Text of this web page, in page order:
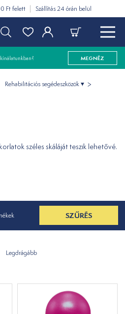
Ft felett Szállítás 24 órán belül
MEGNÉZ
Rehabilitációs segédeszközök
széles skáláját teszik lehetővé.
SZŰRÉS
Legdrágább